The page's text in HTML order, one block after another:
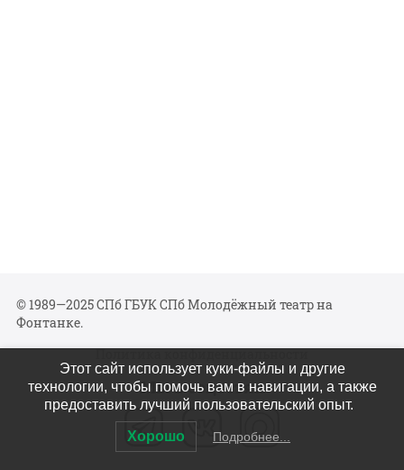
© 1989—2025 СПб ГБУК СПб Молодёжный театр на
Фонтанке.
Политика конфиденциальности
Мы в соцсетях
Этот сайт использует куки-файлы и другие
технологии, чтобы помочь вам в навигации, а также
предоставить лучший пользовательский опыт.
Хорошо Подробнее...